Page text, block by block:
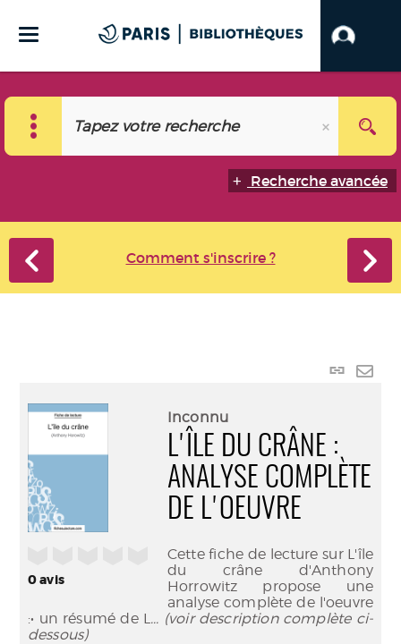
Recherche avancée
Comment s'inscrire ?
Lien
0avis
Inconnu
L'ÎLE DU CRÂNE :
ANALYSE COMPLÈTE
DE L'OEUVRE
Cette fiche de lecture sur L'île
du crâne d'Anthony
Horrowitz propose une
analyse complète de l'oeuvre
:• un résumé de L... (voir description complète ci-
dessous)